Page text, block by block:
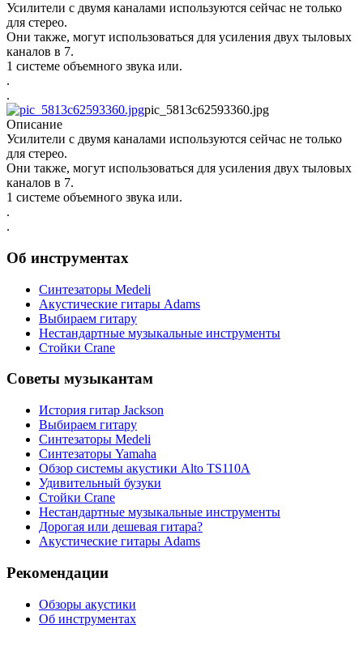
Усилители с двумя каналами используются сейчас не только
для стерео.
Они также, могут использоваться для усиления двух тыловых
каналов в 7.
1 системе объемного звука или.
.
.
pic_5813c62593360.jpg
Описание
Усилители с двумя каналами используются сейчас не только
для стерео.
Они также, могут использоваться для усиления двух тыловых
каналов в 7.
1 системе объемного звука или.
.
.
Об инструментах
Синтезаторы Мedeli
Акустические гитары Adams
Выбираем гитару
Нестандартные музыкальные инструменты
Стойки Crane
Советы музыкантам
История гитар Jackson
Выбираем гитару
Синтезаторы Мedeli
Синтезаторы Yamaha
Обзор системы акустики Alto TS110A
Удивительный бузуки
Стойки Crane
Нестандартные музыкальные инструменты
Дорогая или дешевая гитара?
Акустические гитары Adams
Рекомендации
Обзоры акустики
Об инструментах